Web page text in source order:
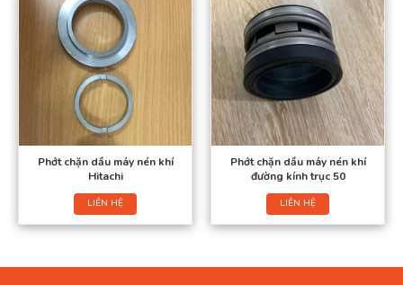
Phớt chặn dầu máy nén khí
Hitachi
LIÊN HỆ
Phớt chặn dầu máy nén khí
đường kính trục 50
LIÊN HỆ